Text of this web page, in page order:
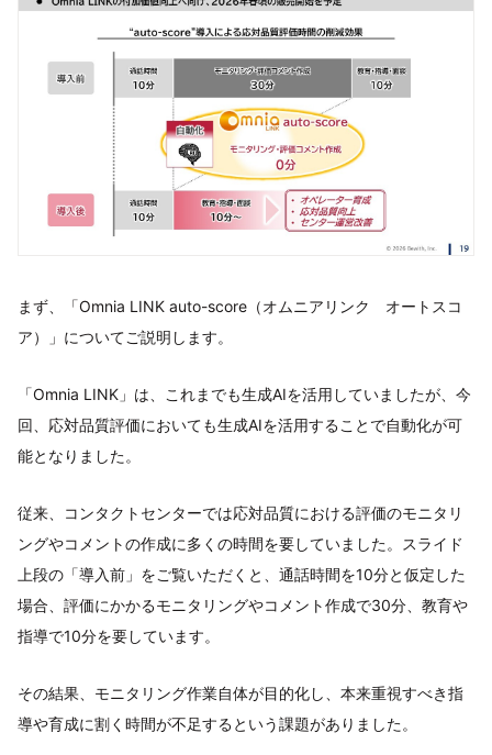
まず、「Omnia LINK auto-score（オムニアリンク オートスコ
ア）」についてご説明します。
「Omnia LINK」は、これまでも生成AIを活用していましたが、今
回、応対品質評価においても生成AIを活用することで自動化が可
能となりました。
従来、コンタクトセンターでは応対品質における評価のモニタリ
ングやコメントの作成に多くの時間を要していました。スライド
上段の「導入前」をご覧いただくと、通話時間を10分と仮定した
場合、評価にかかるモニタリングやコメント作成で30分、教育や
指導で10分を要しています。
その結果、モニタリング作業自体が目的化し、本来重視すべき指
導や育成に割く時間が不足するという課題がありました。